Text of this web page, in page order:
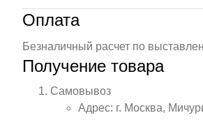
Оплата
Безналичный расчет по
Получение товара
Самовывоз
Адрес: г. Москва,